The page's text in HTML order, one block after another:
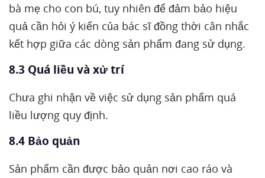
bà mẹ cho con bú, tuy nhiên để đảm bảo hiệu
quả cần hỏi ý kiến của bác sĩ đồng thời cân nhắc
kết hợp giữa các dòng sản phẩm đang sử dụng.
8.3 Quá liều và xử trí
Chưa ghi nhận về việc sử dụng sản phẩm quá
liều lượng quy định.
8.4 Bảo quản
Sản phẩm cần được bảo quản nơi cao ráo và